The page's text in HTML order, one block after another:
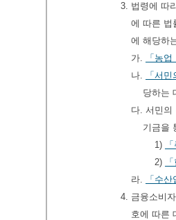
3. 법령에 따
에 따른 법
에 해당하
가.
「농
나.
「서
당하는
다. 서민
기금을
1)
2)
라.
「수
4. 금융소비
호에 따른